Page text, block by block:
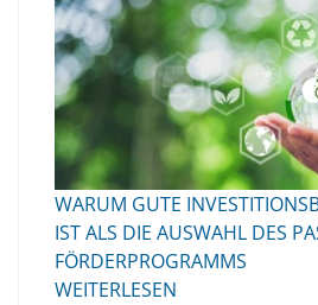
WARUM GUTE
IST ALS DIE AUSWAHL DES
FÖRDERPROGRAMMS
WEITERLESEN